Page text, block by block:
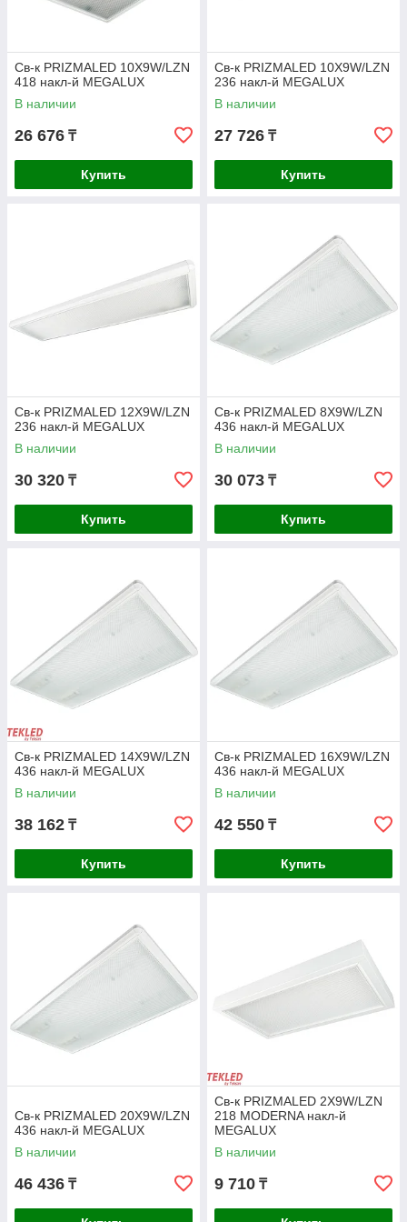
Однофазный счетчик Орман СО-Э711 Т1 ЖКИ
Saiman\Сайман
Статический электронный счетчик активной энергии
переменного тока с жидкокристаллическим
индикатором. Температурный диапазон от -40 до +60°С.
Номинальное напряжение — 220 ± 20% В.
стоянок, площадей. Мощностью 50 Вт,
класс защиты — IP 65.
Светильник RKU LED SMART 2*50W (3 года
гарантия), 6 000K I
Консольный светильник компактных размеров,
предназначен для освещения открытых общественных
объектов, улиц, стоянок, площадей. Мощностью 50 Вт,
класс защиты — IP 65.
Ключевые особенности выбора наших
LED-светильников
длительный ресурс работы —
больше, чем у ламп накаливания.
Экономичность
Мгновенное включение, высокая
степень защиты, применение на
различных объектах.
Функциональность
Св-к PRIZMALED 10X9W/LZN
418 накл-й MEGALUX
В наличии
26 676 ₸
Купить
Св-к PRIZMALED 10X9W/LZN
236 накл-й MEGALUX
В наличии
27 726 ₸
Купить
Св-к PRIZMALED 12X9W/LZN
236 накл-й MEGALUX
В наличии
30 320 ₸
Купить
Св-к PRIZMALED 8X9W/LZN
436 накл-й MEGALUX
В наличии
30 073 ₸
Купить
Св-к PRIZMALED 14X9W/LZN
436 накл-й MEGALUX
В наличии
38 162 ₸
Купить
Св-к PRIZMALED 16X9W/LZN
436 накл-й MEGALUX
В наличии
42 550 ₸
Купить
Св-к PRIZMALED 20X9W/LZN
436 накл-й MEGALUX
В наличии
46 436 ₸
Св-к PRIZMALED 2X9W/LZN
218 MODERNA накл-й
MEGALUX
В наличии
9 710 ₸